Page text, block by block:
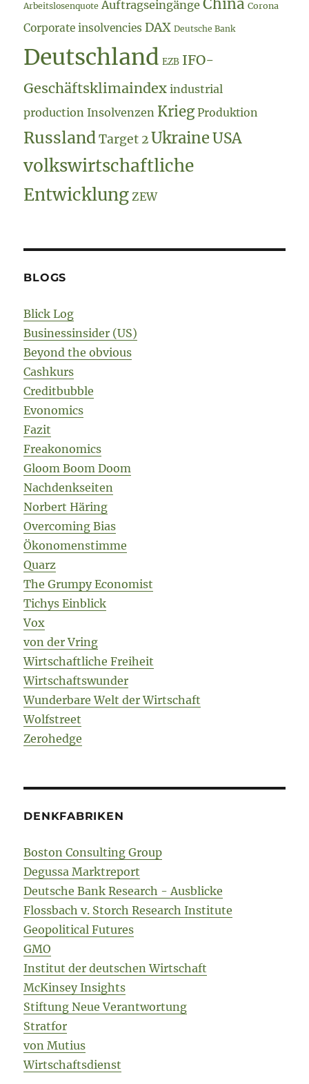
Arbeitslosenquote Auftragseingänge China Corona
Corporate insolvencies DAX Deutsche Bank
Deutschland EZB IFO-
Geschäftsklimaindex industrial
production Insolvenzen Krieg Produktion
Russland Target 2 Ukraine USA
volkswirtschaftliche
Entwicklung ZEW
BLOGS
Blick Log
Businessinsider (US)
Beyond the obvious
Cashkurs
Creditbubble
Evonomics
Fazit
Freakonomics
Gloom Boom Doom
Nachdenkseiten
Norbert Häring
Overcoming Bias
Ökonomenstimme
Quarz
The Grumpy Economist
Tichys Einblick
Vox
von der Vring
Wirtschaftliche Freiheit
Wirtschaftswunder
Wunderbare Welt der Wirtschaft
Wolfstreet
Zerohedge
DENKFABRIKEN
Boston Consulting Group
Degussa Marktreport
Deutsche Bank Research - Ausblicke
Flossbach v. Storch Research Institute
Geopolitical Futures
GMO
Institut der deutschen Wirtschaft
McKinsey Insights
Stiftung Neue Verantwortung
Stratfor
von Mutius
Wirtschaftsdienst